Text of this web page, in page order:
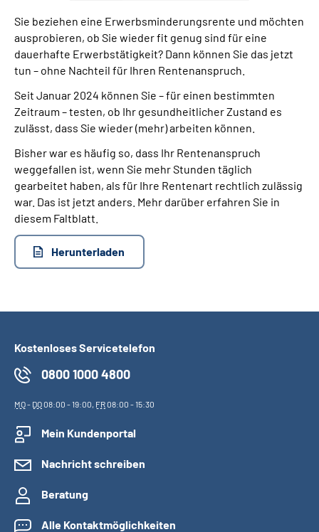
Mein Kundenportal
Sie beziehen eine Erwerbsminderungsrente und möchten
ausprobieren, ob Sie wieder fit genug sind für eine
dauerhafte Erwerbstätigkeit? Dann können Sie das jetzt
tun – ohne Nachteil für Ihren Rentenanspruch.
Seit Januar 2024 können Sie – für einen bestimmten
Zeitraum – testen, ob Ihr gesundheitlicher Zustand es
zulässt, dass Sie wieder (mehr) arbeiten können.
Bisher war es häufig so, dass Ihr Rentenanspruch
weggefallen ist, wenn Sie mehr Stunden täglich
gearbeitet haben, als für Ihre Rentenart rechtlich zulässig
war. Das ist jetzt anders. Mehr darüber erfahren Sie in
diesem Faltblatt.
Herunterladen
Kostenloses Servicetelefon
0800 1000 4800
MO- DO08:00 - 19:00, FR08:00 - 15:30
Mein Kundenportal
Nachricht schreiben
Beratung
Alle Kontaktmöglichkeiten